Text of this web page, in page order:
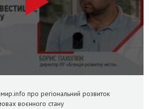
про регіональний розвиток
воєнного стану